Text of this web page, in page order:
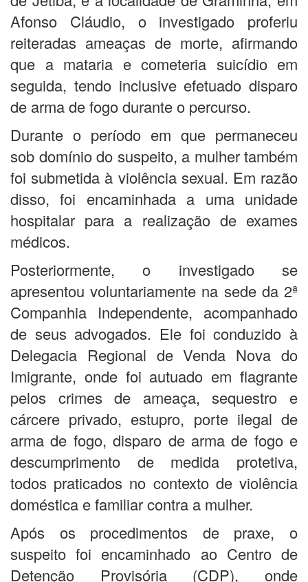
Afonso Cláudio, o investigado proferiu
reiteradas ameaças de morte, afirmando
que a mataria e cometeria suicídio em
seguida, tendo inclusive efetuado disparo
de arma de fogo durante o percurso.
Durante o período em que permaneceu
sob domínio do suspeito, a mulher também
foi submetida à violência sexual. Em razão
disso, foi encaminhada a uma unidade
hospitalar para a realização de exames
médicos.
Posteriormente, o investigado se
apresentou voluntariamente na sede da 2ª
Companhia Independente, acompanhado
de seus advogados. Ele foi conduzido à
Delegacia Regional de Venda Nova do
Imigrante, onde foi autuado em flagrante
pelos crimes de ameaça, sequestro e
cárcere privado, estupro, porte ilegal de
arma de fogo, disparo de arma de fogo e
descumprimento de medida protetiva,
todos praticados no contexto de violência
doméstica e familiar contra a mulher.
Após os procedimentos de praxe, o
suspeito foi encaminhado ao Centro de
Detenção Provisória (CDP), onde